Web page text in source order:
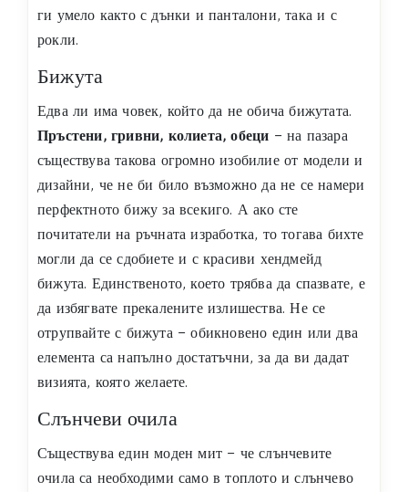
ги умело както с дънки и панталони, така и с
рокли.
Бижута
Едва ли има човек, който да не обича бижутата.
Пръстени, гривни, колиета, обеци – на пазара
съществува такова огромно изобилие от модели и
дизайни, че не би било възможно да не се намери
перфектното бижу за всекиго. А ако сте
почитатели на ръчната изработка, то тогава бихте
могли да се сдобиете и с красиви хендмейд
бижута. Единственото, което трябва да спазвате, е
да избягвате прекалените излишества. Не се
отрупвайте с бижута – обикновено един или два
елемента са напълно достатъчни, за да ви дадат
визията, която желаете.
Слънчеви очила
Съществува един моден мит – че слънчевите
очила са необходими само в топлото и слънчево